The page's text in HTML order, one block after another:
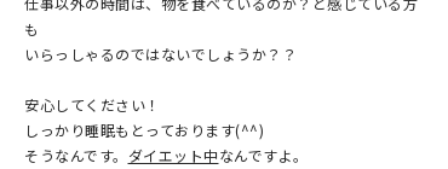
も
いらっしゃるのではないでしょうか？？
安心してください！
しっかり睡眠もとっております(^^)
そうなんです。 ダイエット中なんですよ。